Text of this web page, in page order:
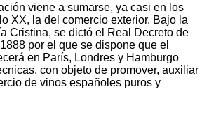
viene a sumarse, ya casi en los
XX, la del comercio exterior. Bajo la
Cristina, se dictó el Real Decreto de
por el que se dispone que el
en París, Londres y Hamburgo
con objeto de promover, auxiliar
de vinos españoles puros y